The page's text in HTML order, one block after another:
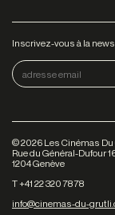
Inscrivez-vous à la
©2026 Les Cinémas
Rue du Général-Dufour
1204 Genève
T +41 22 320 78 78
info@cinemas-du-